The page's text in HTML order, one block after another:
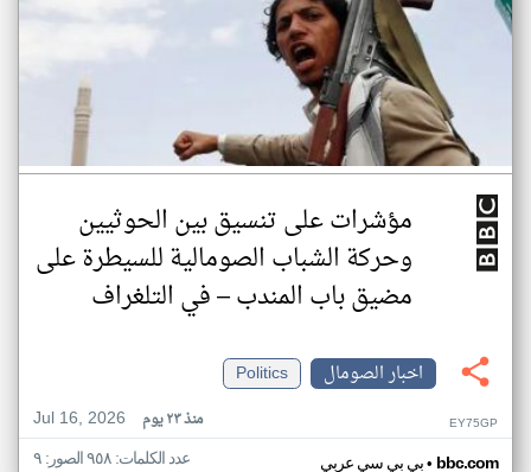
مؤشرات على تنسيق بين الحوثيين
وحركة الشباب الصومالية للسيطرة على
مضيق باب المندب – في التلغراف
اخبار الصومال
Politics
Jul 16, 2026
منذ ٢٣ يوم EY75GP
بي بي سي عربي• bbc.com عدد الكلمات: ٩٥٨ الصور: ٩